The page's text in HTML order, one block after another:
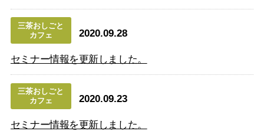
三茶おしごと
カフェ
2020.09.28
セミナー情報を更新しました。
三茶おしごと
カフェ
2020.09.23
セミナー情報を更新しました。